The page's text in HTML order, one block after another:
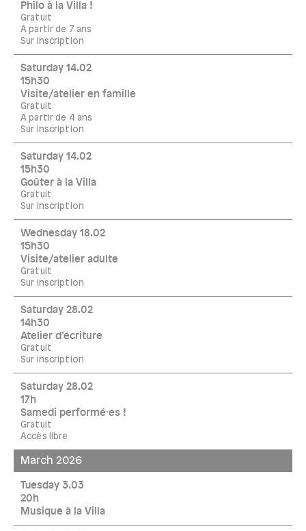
Philo à la Villa !
Gratuit
A partir de 7 ans
Sur inscription
Saturday 14.02
15h30
Visite/atelier en famille
Gratuit
A partir de 4 ans
Sur inscription
Saturday 14.02
15h30
Goûter à la Villa
Gratuit
Sur inscription
Wednesday 18.02
15h30
Visite/atelier adulte
Gratuit
Sur inscription
Saturday 28.02
14h30
Atelier d’écriture
Gratuit
Sur inscription
Saturday 28.02
17h
Samedi performé·es !
Gratuit
Accès libre
March 2026
Tuesday 3.03
20h
Musique à la Villa